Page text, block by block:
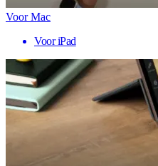
Voor Mac
Voor iPad